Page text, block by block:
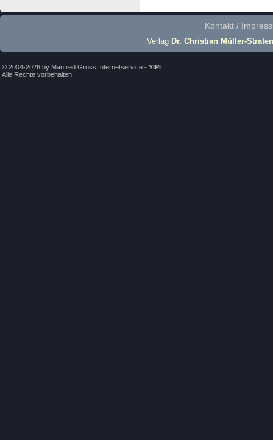
Kontakt /
Verlag Dr. Christian Müller-Straten
© 2004-2026 by Manfred Gross Internetservice - YIPI
Alle Rechte vorbehalten